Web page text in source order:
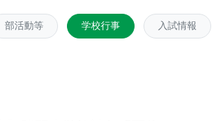
部活動等 学校行事 入試情報